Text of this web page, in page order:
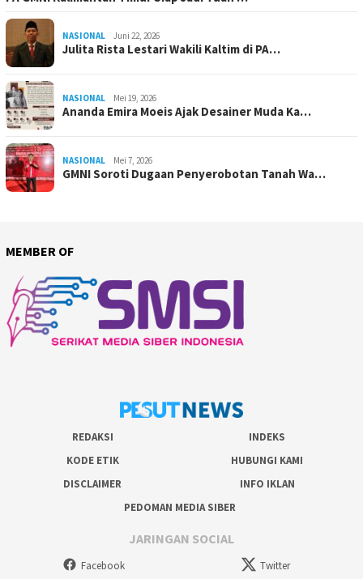
NASIONAL Juni 22, 2026
Julita Rista Lestari Wakili Kaltim di PA…
NASIONAL Mei 19, 2026
Ananda Emira Moeis Ajak Desainer Muda Ka…
NASIONAL Mei 7, 2026
GMNI Soroti Dugaan Penyerobotan Tanah Wa…
MEMBER OF
REDAKSI
INDEKS
KODE ETIK
HUBUNGI KAMI
DISCLAIMER
INFO IKLAN
PEDOMAN MEDIA SIBER
JARINGAN SOCIAL
Facebook Twitter